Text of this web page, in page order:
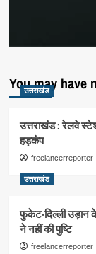
You may have
उत्तराखंड
उत्तराखंड : रेलवे
हड़कंप
freelancerreporter
उत्तराखंड
फुकेट-दिल्ली उड़ान के
ने नहीं की पुष्टि
freelancerreporter